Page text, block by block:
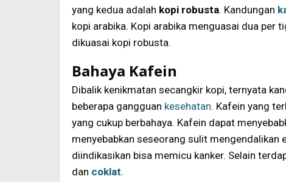
yang kedua adalah kopi robusta. Kandungan
kopi arabika. Kopi arabika menguasai dua per
dikuasai kopi robusta.
Bahaya Kafein
Dibalik kenikmatan secangkir kopi, ternyata
beberapa gangguan kesehatan. Kafein yang
yang cukup berbahaya. Kafein dapat
menyebabkan seseorang sulit
diindikasikan bisa memicu kanker. Selain
dan coklat.